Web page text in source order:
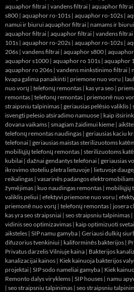
aquaphor filtrai | vandens filtrai | aquaphor filtrai
s800 | aquaphor ro-101s | aquaphor ro-102s |
namui ir biurui aquaphor filtrai | namams ir
aquaphor filtrai | aquaphor filtrai | vandens filtrai
101s | aquaphor ro-202s | aquaphor ro-102s |
206s | vandens filtrai | aquaphor s800 |
aquaphor s1000 | aquaphor ro 101s | aquaphor
aquaphor ro 206s | vandens minkstinimo filtrai |
kvapa galima panaikinti | priemone nuo voru |
nuo vorų | telefonų remontas | kas yra seo |
remontas | telefonų remontas | priemonė nuo
straipsniu talpinimas | geriausias pelėsio valiklis |
isvengti pelesio atsiradimo namuose | kaip
dovana vaikams | smagiam žaidimui kieme |
telefonų remontas naudingas | geriausias kaciu
telefonai | geriausias maistas sterilizuotoms
mobiliųjų telefonų remontas | sterilizuotoms
kubilai | dažnai gendantys telefonai | geriausias
ikrovimo stoteliu pletra lietuvoje | lietuvoje
reikalingas | vasarinės padangos
žymėjimas | kuo naudingas remontas | mobiliųjų
valiklis peliui | efektyvi priemone nuo voru |
priemonė nuo vorų | telefonų remontas | josera
kas yra seo straipsniai | seo straipsniu talpinimas |
vidinis seo optimizavimas | kaip optimizuoti
aiksteles | SIP namu gamyba | Geriausi dulkių
difuzorius tvenkiniui | kaliforminės bakterijos |
Privatus darzelis Vilniuje kaina | Bakterijos
kanalizacijai kainos | Kiek kainuoja bakterijos
projektai | SIP sodo nameliai gamyba | Kiek
Remonto dalys viryklems | SIP houses | namu
| seo straipsniu talpinimas | seo straipsniu